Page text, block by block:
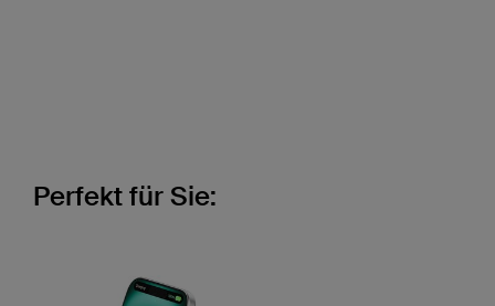
Perfekt für Sie: